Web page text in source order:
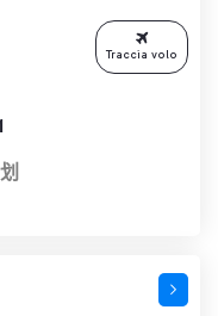
Traccia volo